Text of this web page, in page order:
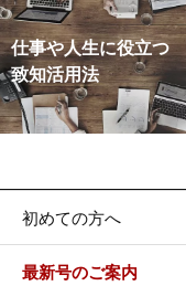
仕事や人生に役立つ
致知活用法
初めての方へ
最新号のご案内